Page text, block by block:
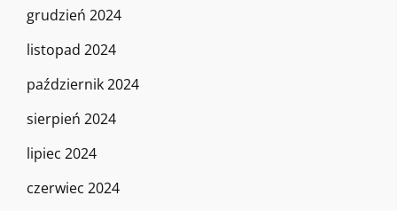
grudzień 2024
listopad 2024
październik 2024
sierpień 2024
lipiec 2024
czerwiec 2024